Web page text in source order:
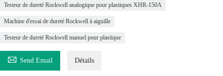
Testeur de dureté Rockwell analogique pour plastiques XHR-150A
Machine d'essai de dureté Rockwell à aiguille
Testeur de dureté Rockwell manuel pour plastique
 Send Email Détails